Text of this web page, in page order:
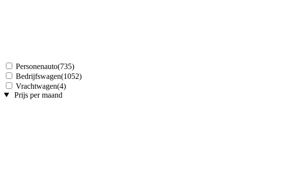
Personenauto(735)
Bedrijfswagen(1052)
Vrachtwagen(4)
Prijs per maand